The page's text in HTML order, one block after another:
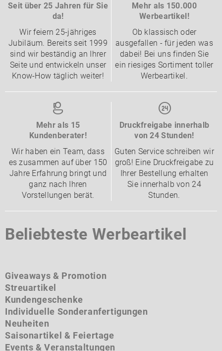
Seit über 25 Jahren für Sie
da!
Wir feiern 25-jähriges
Jubiläum. Bereits seit 1999
sind wir beständig an Ihrer
Seite und entwickeln unser
Know-How täglich weiter!
Mehr als 150.000
Werbeartikel!
Ob klassisch oder
ausgefallen - für jeden was
dabei! Bei uns finden Sie
ein riesiges Sortiment toller
Werbeartikel.
Mehr als 15
Kundenberater!
Wir haben ein Team, dass
es zusammen auf über 150
Jahre Erfahrung bringt und
ganz nach Ihren
Vorstellungen berät.
Druckfreigabe innerhalb
von 24 Stunden!
Guten Service schreiben wir
groß! Eine Druckfreigabe zu
Ihrer Bestellung erhalten
Sie innerhalb von 24
Stunden.
Beliebteste Werbeartikel
Giveaways & Promotion
Streuartikel
Kundengeschenke
Individuelle Sonderanfertigungen
Neuheiten
Saisonartikel & Feiertage
Events & Veranstaltungen